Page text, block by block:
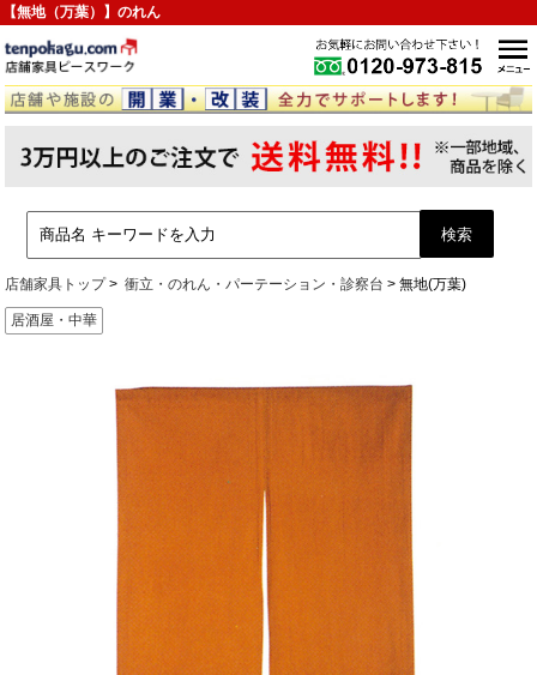
【無地（万葉）】のれん
店舗家具トップ 衝立・のれん・パーテーション・診察台 無地(万葉)
居酒屋・中華